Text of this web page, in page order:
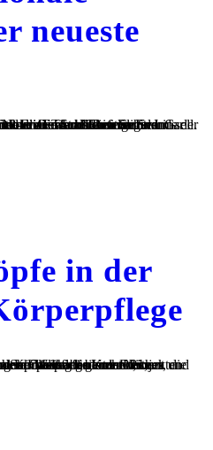
neueste
in der
Lernen ausgerichtet ist. Für den Schulalltag bedeutet das, traditionelle Methoden durch solche Methoden zu erweitern, die Handlungskompetenz in besonderer Weise fördern. Die...